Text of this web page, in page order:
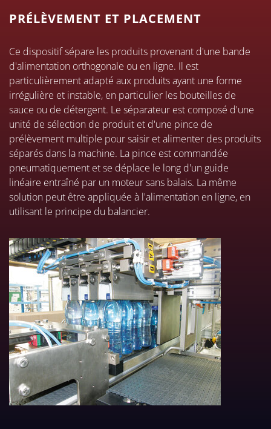
PRÉLÈVEMENT ET PLACEMENT
Ce dispositif sépare les produits provenant d'une bande
d'alimentation orthogonale ou en ligne. Il est
particulièrement adapté aux produits ayant une forme
irrégulière et instable, en particulier les bouteilles de
sauce ou de détergent. Le séparateur est composé d'une
unité de sélection de produit et d'une pince de
prélèvement multiple pour saisir et alimenter des produits
séparés dans la machine. La pince est commandée
pneumatiquement et se déplace le long d'un guide
linéaire entraîné par un moteur sans balais. La même
solution peut être appliquée à l'alimentation en ligne, en
utilisant le principe du balancier.